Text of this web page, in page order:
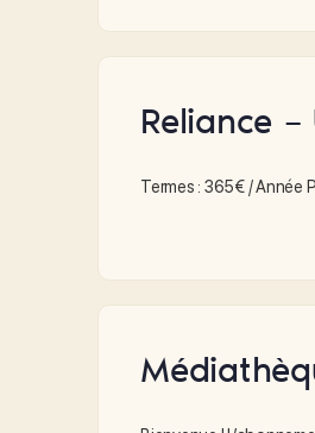
Reliance
Termes : 365€ / Année